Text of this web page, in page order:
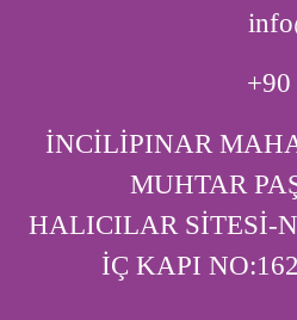
İNCİLİPINAR
MUHTAR
HALICILAR SİTESİ-
İÇ KAPI